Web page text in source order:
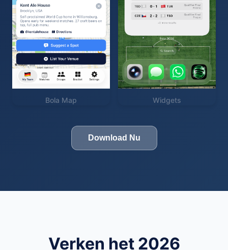
Bola Map Widgets
Download Nu
Verken het 2026